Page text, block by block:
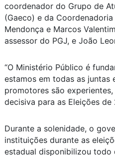
coordenador do Grupo de
(Gaeco) e da
Mendonça e Marcos
assessor do PGJ, e João
“O Ministério Público é
estamos em todas as juntas
promotores são
decisiva para as Eleições
Durante a solenidade, o
instituições durante as
estadual disponibilizou todo